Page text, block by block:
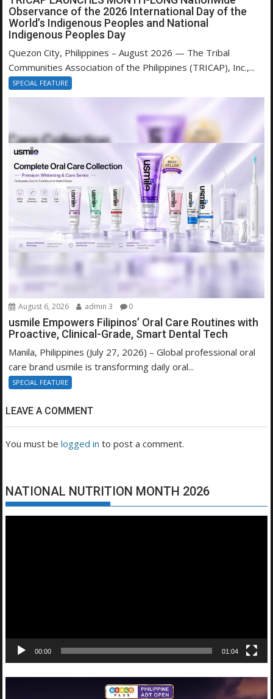
Observance of the 2026 International Day of the
World’s Indigenous Peoples and National
Indigenous Peoples Day
Quezon City, Philippines – August 2026 — The Tribal
Communities Association of the Philippines (TRICAP), Inc.,...
SPECIAL FEATURE
August 6, 2026 admin 3 0
usmile Empowers Filipinos’ Oral Care Routines with
Proactive, Clinical-Grade, Smart Dental Tech
Manila, Philippines (July 27, 2026) – Global professional oral
care brand usmile is transforming daily oral...
SPECIAL FEATURE
LEAVE A COMMENT
You must belogged in to post a comment.
NATIONAL NUTRITION MONTH 2026
00:00 01:04